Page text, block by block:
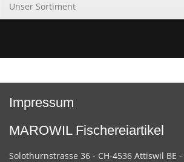
Unser Sortiment
Impressum
MAROWIL Fischereiartikel
Solothurnstrasse 36 - CH-4536 Attiswil BE -